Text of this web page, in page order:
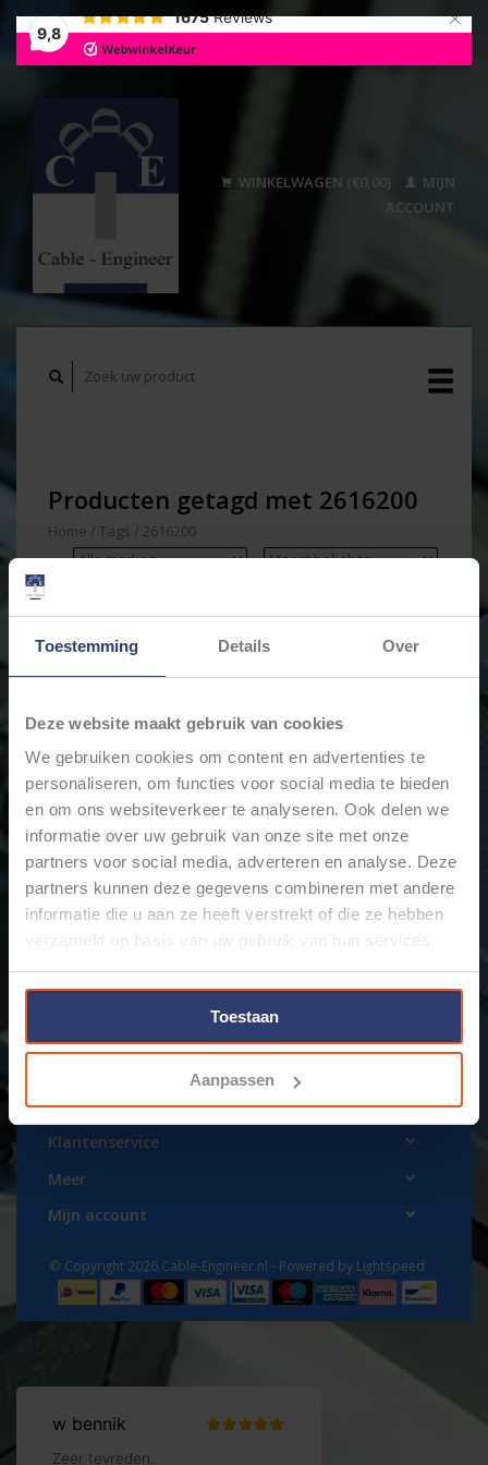
Toestemming Details Over
Deze website maakt gebruik van cookies
We gebruiken cookies om content en advertenties te
personaliseren, om functies voor social media te bieden
en om ons websiteverkeer te analyseren. Ook delen we
informatie over uw gebruik van onze site met onze
partners voor social media, adverteren en analyse. Deze
partners kunnen deze gegevens combineren met andere
informatie die u aan ze heeft verstrekt of die ze hebben
verzameld op basis van uw gebruik van hun services.
Toestaan
Aanpassen
9,8
1675 Reviews ×
WINKELWAGEN (€0,00)
MIJN
ACCOUNT
Producten getagd met 2616200
Home / Tags / 2616200
KNIPEX ELECTRO SET 7-
DELIG VDE 002115
€162,98
www.cable-engineer.nl
Klantenservice
Meer
Mijn account
© Copyright 2026 Cable-Engineer.nl - Powered by Lightspeed